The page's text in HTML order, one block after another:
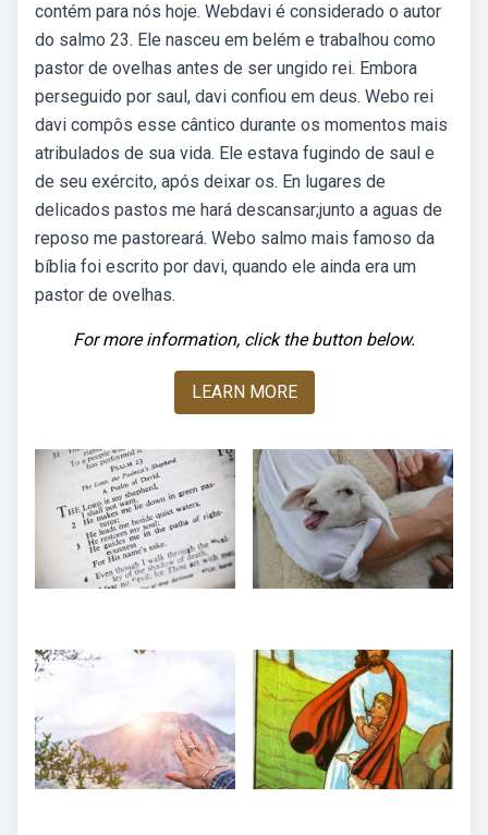
contém para nós hoje. Webdavi é considerado o autor
do salmo 23. Ele nasceu em belém e trabalhou como
pastor de ovelhas antes de ser ungido rei. Embora
perseguido por saul, davi confiou em deus. Webo rei
davi compôs esse cântico durante os momentos mais
atribulados de sua vida. Ele estava fugindo de saul e
de seu exército, após deixar os. En lugares de
delicados pastos me hará descansar;junto a aguas de
reposo me pastoreará. Webo salmo mais famoso da
bíblia foi escrito por davi, quando ele ainda era um
pastor de ovelhas.
For more information, click the button below.
LEARN MORE